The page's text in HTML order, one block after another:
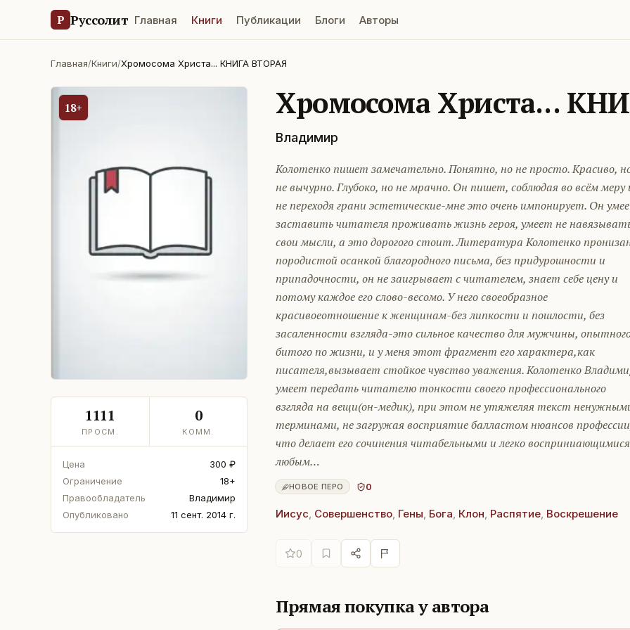
Р Руссолит Главная Книги Публикации Блоги Авторы
Главная/Книги/Хромосома Христа... КНИГА ВТОРАЯ
18+
1111
ПРОСМ.
0
КОММ.
Цена
300 ₽
Ограничение
18+
Правообладатель
Владимир
Опубликовано
11 сент. 2014 г.
Хромосома Христа...
Владимир
Колотенко пишет замечательно. Понятно, но не просто. Красиво,
не вычурно. Глубоко, но не мрачно. Он пишет, соблюдая во всём меру
не переходя грани эстетические-мне это очень импонирует. Он
заставить читателя проживать жизнь героя, умеет не
свои мысли, а это дорогого стоит. Литература Колотенко
породистой осанкой благородного письма, без придурошности и
припадочности, он не заигрывает с читателем, знает себе цену и
потому каждое его слово-весомо. У него своеобразное
красивоеотношение к женщинам-без липкости и пошлости, без
засаленности взгляда-это сильное качество для мужчины,
битого по жизни, и у меня этот фрагмент его характера,как
писателя,вызывает стойкое чувство уважения. Колотенко
умеет передать читателю тонкости своего профессионального
взгляда на вещи(он-медик), при этом не утяжеляя текст
терминами, не загружая восприятие балластом нюансов
что делает его сочинения читабельными и легко восприниающимися
любым…
НОВОЕ ПЕРО 0
Иисус, Совершенство, Гены, Бога, Клон, Распятие, Воскрешение
0
Прямая покупка у автора